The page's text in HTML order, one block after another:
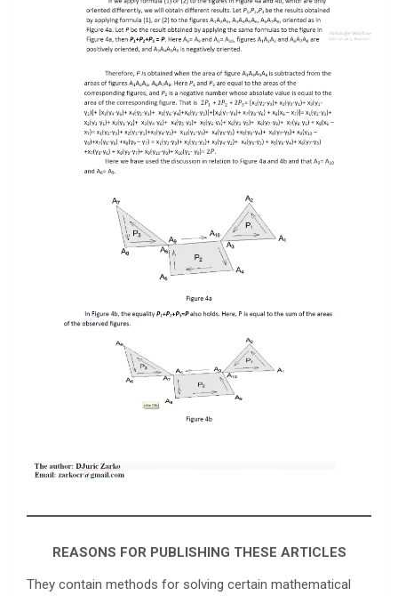
REASONS FOR PUBLISHING THESE ARTICLES
They contain methods for solving certain mathematical